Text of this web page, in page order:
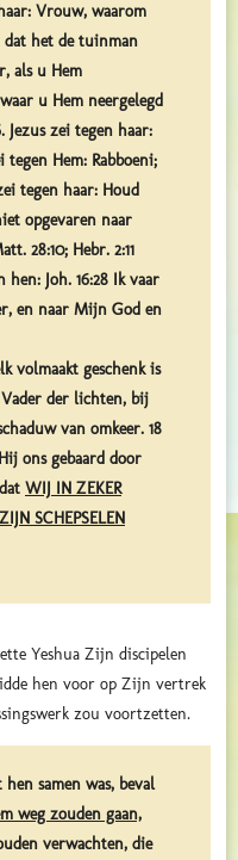
Vrouw, waarom
het de tuinman
als u Hem
u Hem neergelegd
Jezus zei tegen haar:
Hem: Rabboeni;
tegen haar: Houd
opgevaren naar
28:10; Hebr. 2:11
Joh. 16:28 Ik vaar
en naar Mijn God en
volmaakt geschenk is
der lichten, bij
van omkeer. 18
ons gebaard door
WIJ IN ZEKER
SCHEPSELEN
Yeshua Zijn discipelen
hen voor op Zijn vertrek
zou voortzetten.
samen was, beval
weg zouden gaan,
verwachten, die